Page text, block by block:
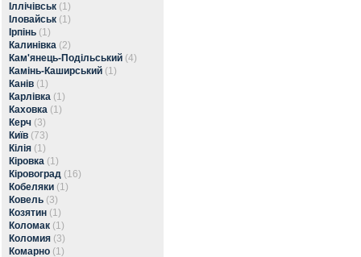
Іллічівськ (1)
Іловайськ (1)
Ірпінь (1)
Калинівка (2)
Кам'янець-Подільський (4)
Камінь-Каширський (1)
Канів (1)
Карлівка (1)
Каховка (1)
Керч (3)
Київ (73)
Кілія (1)
Кіровка (1)
Кіровоград (16)
Кобеляки (1)
Ковель (3)
Козятин (1)
Коломак (1)
Коломия (3)
Комарно (1)